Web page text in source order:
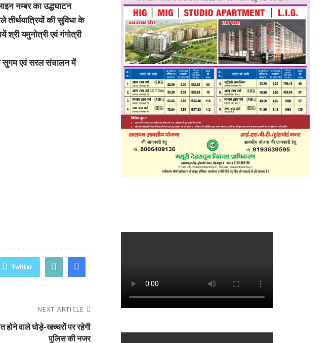
नम्बर का उद्धघाटन
तीर्थयात्रियों की सुविधा के
श्री यमुनोत्री एवं गंगोत्री
सुगम एवं सरल संचालन में
Twitter
NEXT ARTICLE
होने वाले घोड़े-खच्चरों पर रहेगी
पुलिस की नजर